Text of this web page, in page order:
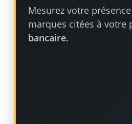
Mesurez votre
marques citées à votre
bancaire.